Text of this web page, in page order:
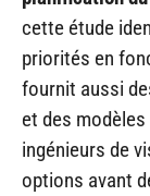
cette étude
priorités en
fournit aussi
et des
ingénieurs de
options avant